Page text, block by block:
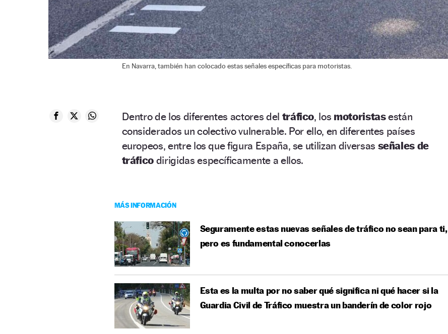
En Navarra, también han colocado estas señales específicas para motoristas.
Dentro de los diferentes actores del tráfico, los motoristasestán
considerados un colectivo vulnerable. Por ello, en diferentes países
europeos, entre los que figura España, se utilizan diversas señales de
tráfico dirigidas específicamente a ellos.
MÁS INFORMACIÓN
Seguramente estas nuevas señales de tráfico no sean para ti,
pero es fundamental conocerlas
Esta es la multa por no saber qué significa ni qué hacer si la
Guardia Civil de Tráfico muestra un banderín de color rojo